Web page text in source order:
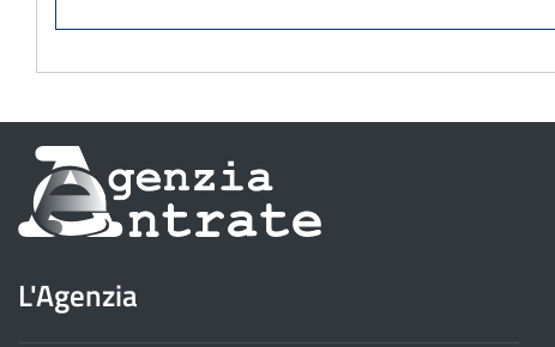
Informazioni
sul
dell'Agenzia
L'Agenzia